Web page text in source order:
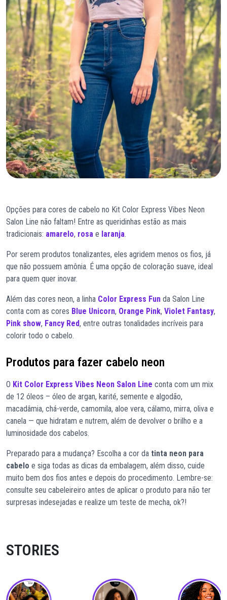
Opções para cores de cabelo no Kit Color Express Vibes Neon
Salon Line não faltam! Entre as queridinhas estão as mais
tradicionais: amarelo, rosa e laranja.
Por serem produtos tonalizantes, eles agridem menos os fios, já
que não possuem amônia. É uma opção de coloração suave, ideal
para quem quer inovar.
Além das cores neon, a linha Color Express Fun da Salon Line
conta com as cores Blue Unicorn, Orange Pink, Violet Fantasy,
Pink show, Fancy Red, entre outras tonalidades incríveis para
colorir todo o cabelo.
Produtos para fazer cabelo neon
O Kit Color Express Vibes Neon Salon Line conta com um mix
de 12 óleos – óleo de argan, karité, semente e algodão,
macadâmia, chá-verde, camomila, aloe vera, cálamo, mirra, oliva e
canela — que hidratam e nutrem, além de devolver o brilho e a
luminosidade dos cabelos.
Preparado para a mudança? Escolha a cor da tinta neon para
cabelo e siga todas as dicas da embalagem, além disso, cuide
muito bem dos fios antes e depois do procedimento. Lembre-se:
consulte seu cabeleireiro antes de aplicar o produto para não ter
surpresas indesejadas e realize um teste de mecha, ok?!
STORIES